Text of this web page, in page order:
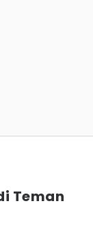
Teman